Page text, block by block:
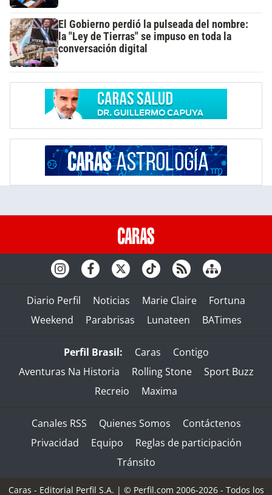
El Gobierno perdió la pulseada del nombre:
la "Ley de Tierras" se impuso en toda la
conversación digital
Diario Perfil Noticias Marie Claire
Fortuna
Weekend
Parabrisas Lunateen BATimes
Perfil Brasil: Caras
Contigo
Aventuras Na Historia
Rolling Stone
Sport Buzz
Recreio
Maxima
Canales RSS Quienes Somos
Contáctenos
Privacidad
Equipo
Reglas de participación
Tránsito
Caras - Editorial Perfil S.A. | © Perfil.com 2006-2026 - Todos los